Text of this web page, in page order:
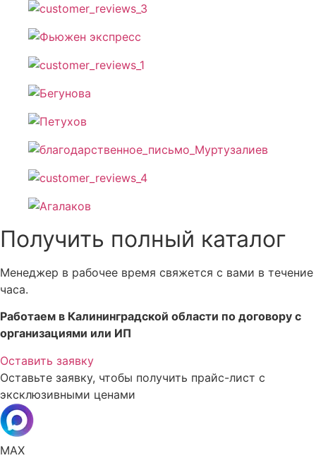
Получить полный каталог
Менеджер в рабочее время свяжется с вами в течение
часа.
Работаем в Калининградской области по договору с
организациями или ИП
Оставить заявку
Оставьте заявку, чтобы получить прайс-лист с
эксклюзивными ценами
MAX